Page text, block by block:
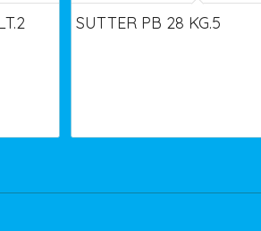
SUTTER PB 28 KG.5